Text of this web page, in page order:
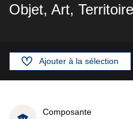
Objet, Art,
Ajouter à la sélection
Composante